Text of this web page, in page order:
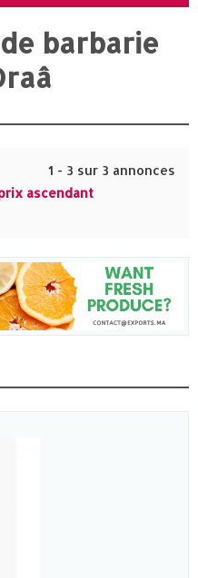
barbarie
1 - 3 sur 3 annonces
ascendant